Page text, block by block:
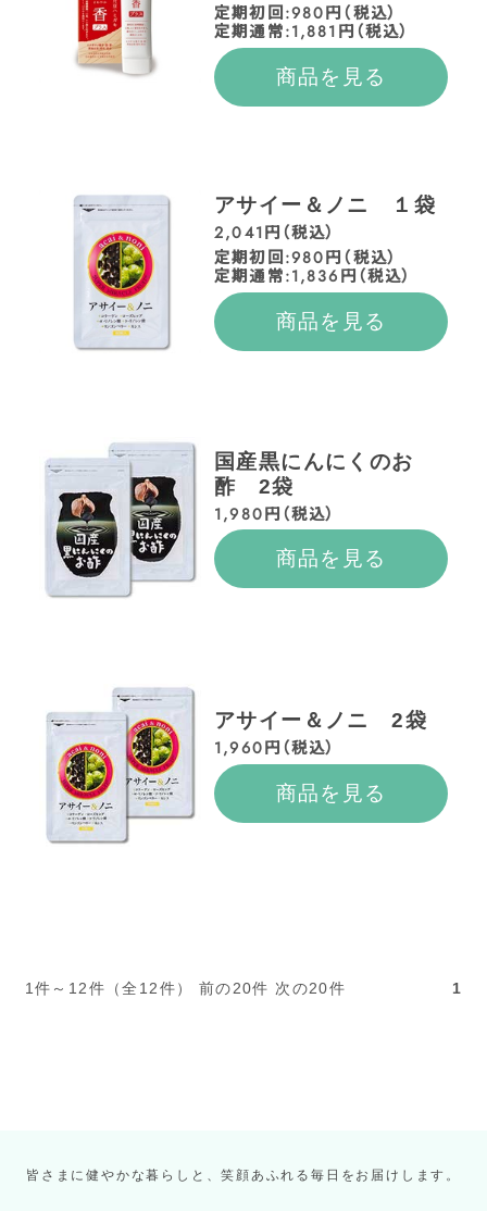
定期初回:980円（税込）
定期通常:1,881円（税込）
商品を見る
アサイー＆ノニ １袋
2,041円（税込）
定期初回:980円（税込）
定期通常:1,836円（税込）
商品を見る
国産黒にんにくのお
酢 2袋
1,980円（税込）
商品を見る
アサイー＆ノニ 2袋
1,960円（税込）
商品を見る
1件～12件（全12件） 前の20件 次の20件 1
皆さまに健やかな暮らしと、笑顔あふれる毎日をお届けします。